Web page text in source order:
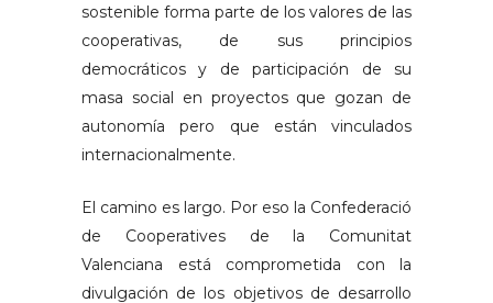
sostenible forma parte de los valores de las
cooperativas, de sus principios
democráticos y de participación de su
masa social en proyectos que gozan de
autonomía pero que están vinculados
internacionalmente.
El camino es largo. Por eso la Confederació
de Cooperatives de la Comunitat
Valenciana está comprometida con la
divulgación de los objetivos de desarrollo